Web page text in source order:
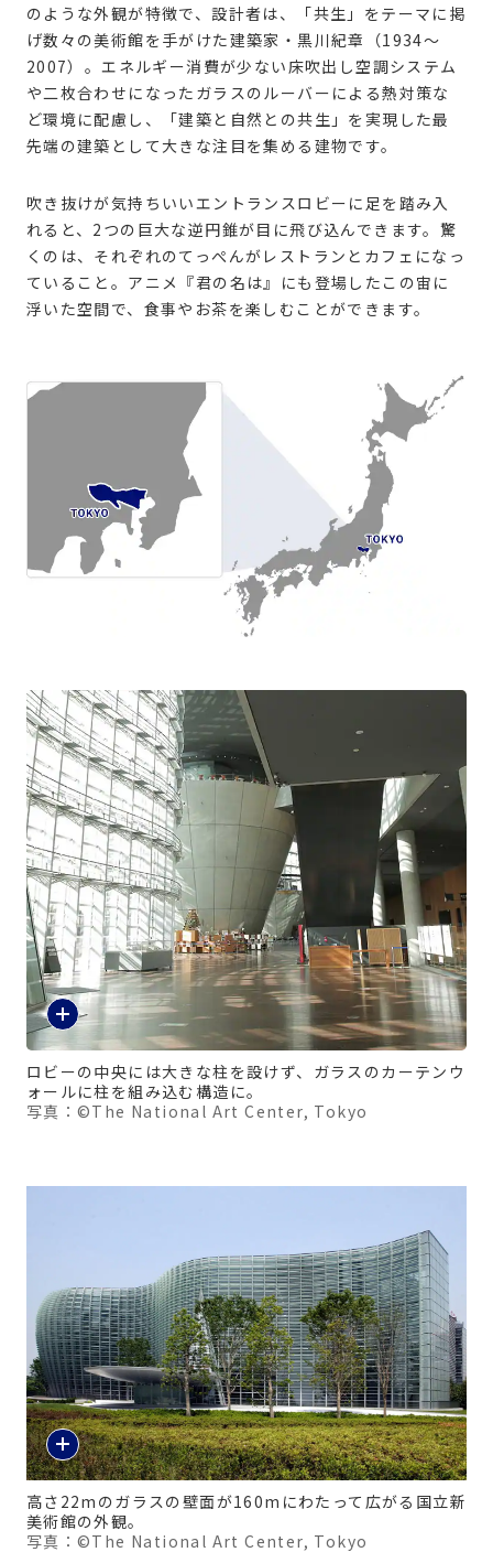
のような外観が特徴で、設計者は、「共生」をテーマに掲
げ数々の美術館を手がけた建築家・黒川紀章（1934〜
2007）。エネルギー消費が少ない床吹出し空調システム
や二枚合わせになったガラスのルーバーによる熱対策な
ど環境に配慮し、「建築と自然との共生」を実現した最
先端の建築として大きな注目を集める建物です。
吹き抜けが気持ちいいエントランスロビーに足を踏み入
れると、2つの巨大な逆円錐が目に飛び込んできます。驚
くのは、それぞれのてっぺんがレストランとカフェになっ
ていること。アニメ『君の名は』にも登場したこの宙に
浮いた空間で、食事やお茶を楽しむことができます。
ロビーの中央には大きな柱を設けず、ガラスのカーテンウ
ォールに柱を組み込む構造に。
写真：©The National Art Center, Tokyo
高さ22mのガラスの壁面が160mにわたって広がる国立新
美術館の外観。
写真：©The National Art Center, Tokyo